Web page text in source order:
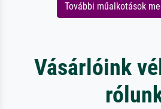
További műalkotások
Vásárlóink